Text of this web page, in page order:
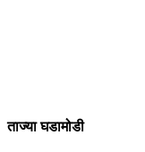
ताज्या घडामोडी